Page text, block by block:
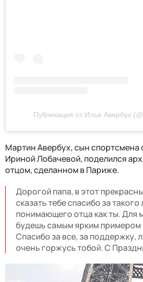
Публикация от Илья Авербух
Мартин Авербух, сын спортсмена
Ириной Лобачевой, поделился
отцом, сделанном в Париже.
Дорогой папа, в этот
сказать тебе спасибо за
понимающего отца как ты. Для
будешь самым ярким примером
Спасибо за все, за поддержку,
очень горжусь тобой. С